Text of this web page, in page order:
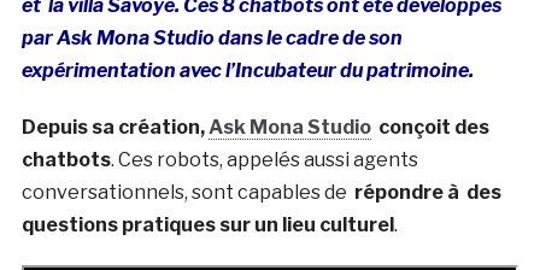
et la villa Savoye. Ces 8 chatbots ont été développés
par Ask Mona Studio dans le cadre de son
expérimentation avec l’Incubateur du patrimoine.
Depuis sa création, Ask Mona Studioconçoit des
chatbots. Ces robots, appelés aussi agents
conversationnels, sont capables de répondre à des
questions pratiques sur un lieu culturel.